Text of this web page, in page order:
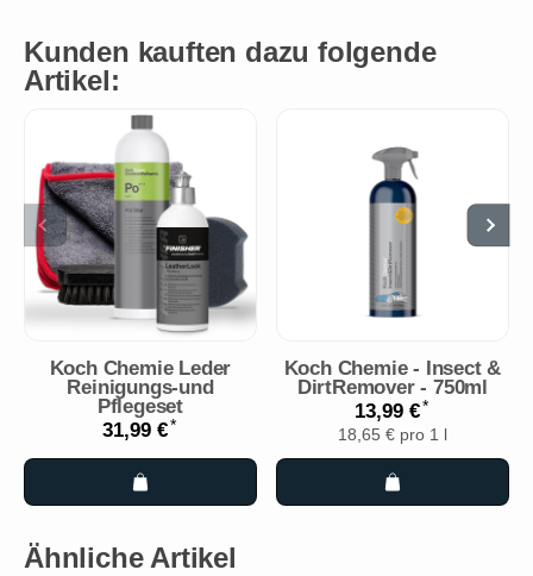
Kunden kauften dazu folgende
Artikel:
Koch Chemie Leder
Reinigungs-und
Pflegeset
31,99 €*
Koch Chemie - Insect &
DirtRemover - 750ml
13,99 €*
18,65 € pro 1 l
Ähnliche Artikel